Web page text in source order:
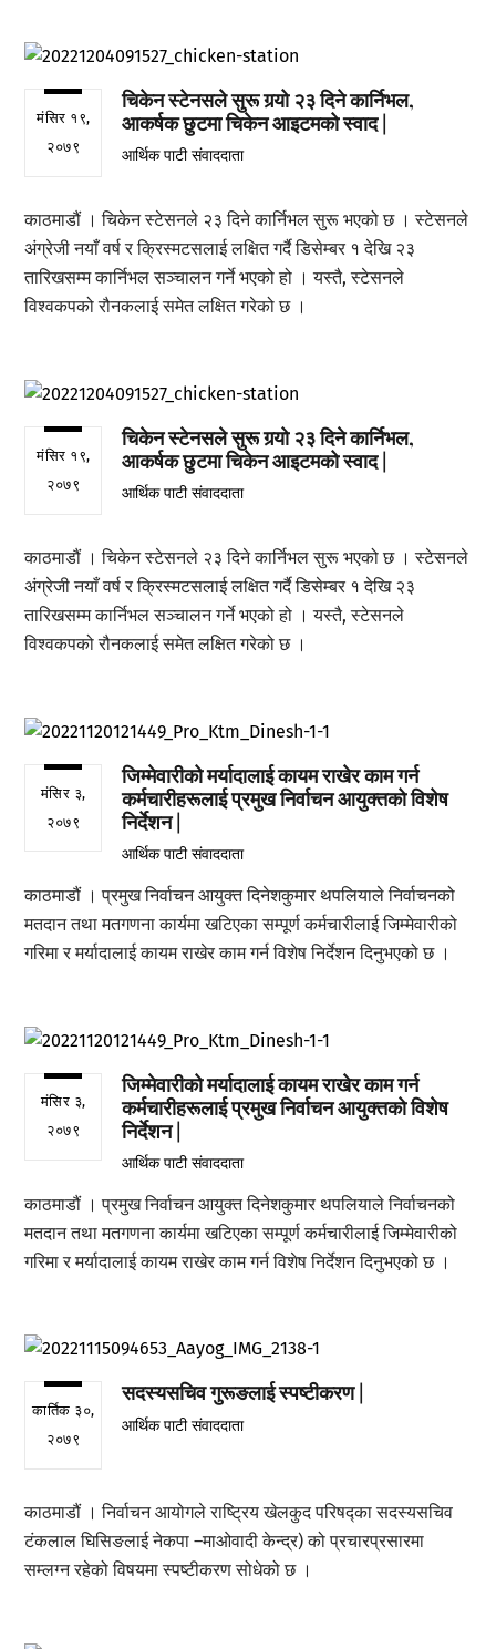
मंसिर १९,
२०७९
चिकेन स्टेनसले सुरू गर्‍यो २३ दिने कार्निभल,
आकर्षक छुटमा चिकेन आइटमको स्वाद |
आर्थिक पाटी संवाददाता
काठमाडौं । चिकेन स्टेसनले २३ दिने कार्निभल सुरू भएको छ । स्टेसनले
अंग्रेजी नयाँ वर्ष र क्रिस्मटसलाई लक्षित गर्दै डिसेम्बर १ देखि २३
तारिखसम्म कार्निभल सञ्चालन गर्ने भएको हो । यस्तै, स्टेसनले
विश्वकपको रौनकलाई समेत लक्षित गरेको छ ।
मंसिर १९,
२०७९
चिकेन स्टेनसले सुरू गर्‍यो २३ दिने कार्निभल,
आकर्षक छुटमा चिकेन आइटमको स्वाद |
आर्थिक पाटी संवाददाता
काठमाडौं । चिकेन स्टेसनले २३ दिने कार्निभल सुरू भएको छ । स्टेसनले
अंग्रेजी नयाँ वर्ष र क्रिस्मटसलाई लक्षित गर्दै डिसेम्बर १ देखि २३
तारिखसम्म कार्निभल सञ्चालन गर्ने भएको हो । यस्तै, स्टेसनले
विश्वकपको रौनकलाई समेत लक्षित गरेको छ ।
मंसिर ३,
२०७९
जिम्मेवारीको मर्यादालाई कायम राखेर काम गर्न
कर्मचारीहरूलाई प्रमुख निर्वाचन आयुक्तको विशेष
निर्देशन |
आर्थिक पाटी संवाददाता
काठमाडौं । प्रमुख निर्वाचन आयुक्त दिनेशकुमार थपलियाले निर्वाचनको
मतदान तथा मतगणना कार्यमा खटिएका सम्पूर्ण कर्मचारीलाई जिम्मेवारीको
गरिमा र मर्यादालाई कायम राखेर काम गर्न विशेष निर्देशन दिनुभएको छ ।
मंसिर ३,
२०७९
जिम्मेवारीको मर्यादालाई कायम राखेर काम गर्न
कर्मचारीहरूलाई प्रमुख निर्वाचन आयुक्तको विशेष
निर्देशन |
आर्थिक पाटी संवाददाता
काठमाडौं । प्रमुख निर्वाचन आयुक्त दिनेशकुमार थपलियाले निर्वाचनको
मतदान तथा मतगणना कार्यमा खटिएका सम्पूर्ण कर्मचारीलाई जिम्मेवारीको
गरिमा र मर्यादालाई कायम राखेर काम गर्न विशेष निर्देशन दिनुभएको छ ।
कार्तिक ३०,
२०७९
सदस्यसचिव गुरूङलाई स्पष्टीकरण |
आर्थिक पाटी संवाददाता
काठमाडौं । निर्वाचन आयोगले राष्ट्रिय खेलकुद परिषद्का सदस्यसचिव
टंकलाल घिसिङलाई नेकपा –माओवादी केन्द्र) को प्रचारप्रसारमा
सम्लग्न रहेको विषयमा स्पष्टीकरण सोधेको छ ।